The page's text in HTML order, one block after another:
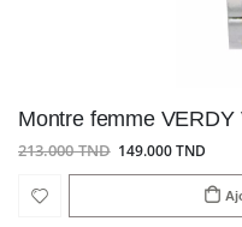
Montre femme VERDY
213.000 TND 149.000 TND